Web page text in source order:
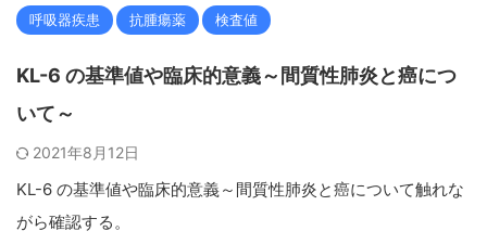
呼吸器疾患 抗腫瘍薬 検査値
KL-6 の基準値や臨床的意義～間質性肺炎と癌につ
いて～
2021年8月12日
KL-6 の基準値や臨床的意義～間質性肺炎と癌について触れな
がら確認する。